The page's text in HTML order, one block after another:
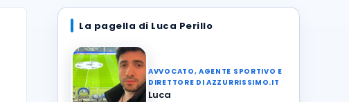
La pagella di Luca Perillo
AVVOCATO, AGENTE SPORTIVO E
DIRETTORE DI AZZURRISSIMO.IT
Luca